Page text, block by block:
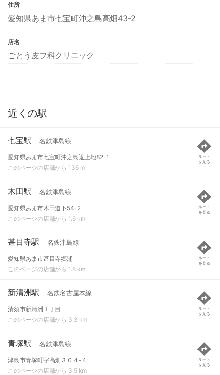
住所
愛知県あま市七宝町沖之島高畑43-2
店名
ごとう皮フ科クリニック
近くの駅
七宝駅 名鉄津島線
愛知県あま市七宝町沖之島返上地82-1
このページの店舗から 136 m
ルート
を見る
木田駅 名鉄津島線
愛知県あま市木田道下54-2
このページの店舗から 1.6 km
ルート
を見る
甚目寺駅 名鉄津島線
愛知県あま市甚目寺郷浦
このページの店舗から 1.8 km
ルート
を見る
新清洲駅 名鉄名古屋本線
清須市新清洲１丁目
このページの店舗から 3.3 km
ルート
を見る
青塚駅 名鉄津島線
津島市青塚町字高畑３０４-４
このページの店舗から 3.5 km
ルート
を見る